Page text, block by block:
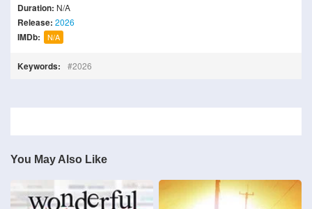
Duration: N/A
Release: 2026
IMDb: N/A
Keywords: 2026
You May Also Like